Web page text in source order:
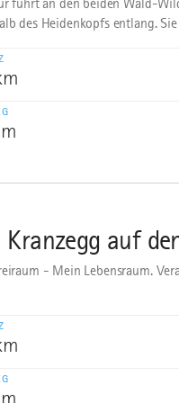
führt an den beiden Wald-
des Heidenkopfs entlang.
Kranzegg auf
- Mein Lebensraum.